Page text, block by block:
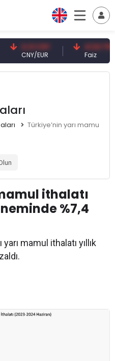
0,13 CNY
CNY/EUR
41,53 TRY
Türkiye’nin yarı mamul
ithalatı
%7,4
mamul ithalatı yıllık